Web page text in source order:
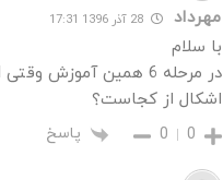
مهرداد 28 آذر 1396 17:31
با سلام
در مرحله 6 همین آموزش وقتی url رو سرچ میکنم چیزی نمیاره
اشکال از کجاست؟
0
0 پاسخ